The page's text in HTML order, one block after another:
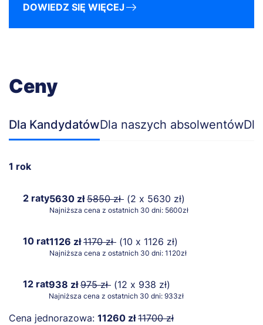
DOWIEDZ SIĘ WIĘCEJ
Ceny
Dla KandydatówDla naszych absolwentów
1 rok
2 raty5630 zł5850 zł (2 x 5630 zł)
Najniższa cena z ostatnich 30 dni: 5600zł
10 rat1126 zł1170 zł (10 x 1126 zł)
Najniższa cena z ostatnich 30 dni: 1120zł
12 rat938 zł975 zł (12 x 938 zł)
Najniższa cena z ostatnich 30 dni: 933zł
Cena jednorazowa: 11260 zł11700 zł